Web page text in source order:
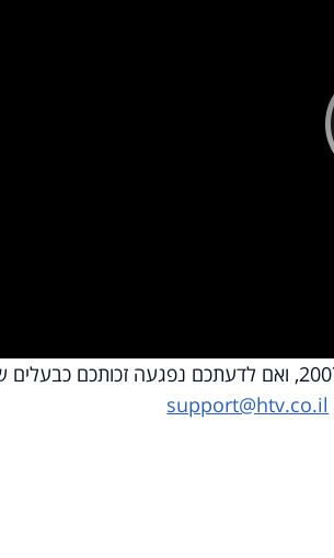
השימוש נעשה על פי סעיף 27א לחוק זכויות יוצרים תשס"ח-2007, ואם לדעתכם נפגעה זכותכם
support@htv.co.il